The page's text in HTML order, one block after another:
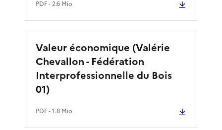
PDF- 2.6 Mio
Valeur économique (Valérie
Chevallon - Fédération
Interprofessionnelle du Bois
01)
PDF- 1.8 Mio